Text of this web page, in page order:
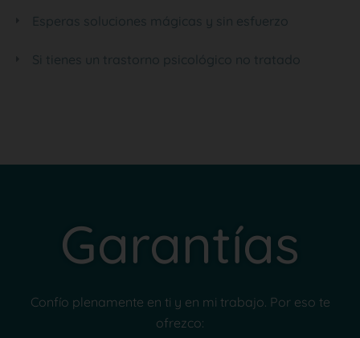
Esperas soluciones mágicas y sin esfuerzo
Si tienes un trastorno psicológico no tratado
Garantías
Confío plenamente en ti y en mi trabajo. Por eso te
ofrezco: